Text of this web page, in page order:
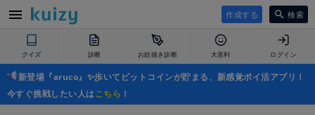
作成する 検索
クイズ 診断 お絵描き診断 大喜利 ログイン
新登場『aruco』✨歩いてビットコインが貯まる、新感覚ポイ活アプリ！
今すぐ挑戦したい人はこちら ！